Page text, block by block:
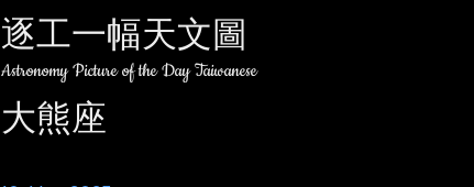
逐工一幅天文圖
Astronomy Picture of the Day Taiwanese
大熊座